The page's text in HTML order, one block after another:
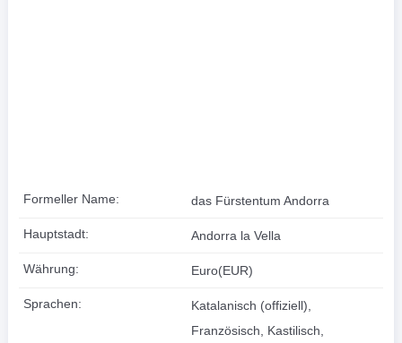
Formeller Name: das Fürstentum Andorra
Hauptstadt: Andorra la Vella
Währung: Euro(EUR)
Sprachen:
Katalanisch (offiziell),
Französisch, Kastilisch,